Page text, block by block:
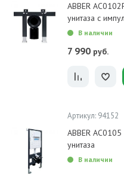
ABBER
унитаза с
В наличии
7 990 руб.
Артикул: 94152
ABBER
унитаза
В наличии